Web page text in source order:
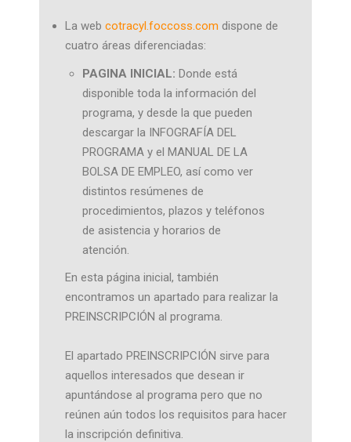
La web cotracyl.foccoss.com dispone de
cuatro áreas diferenciadas:
PAGINA INICIAL: Donde está
disponible toda la información del
programa, y desde la que pueden
descargar la INFOGRAFÍA DEL
PROGRAMA y el MANUAL DE LA
BOLSA DE EMPLEO, así como ver
distintos resúmenes de
procedimientos, plazos y teléfonos
de asistencia y horarios de
atención.
En esta página inicial, también
encontramos un apartado para realizar la
PREINSCRIPCIÓN al programa.
El apartado PREINSCRIPCIÓN sirve para
aquellos interesados que desean ir
apuntándose al programa pero que no
reúnen aún todos los requisitos para hacer
la inscripción definitiva.